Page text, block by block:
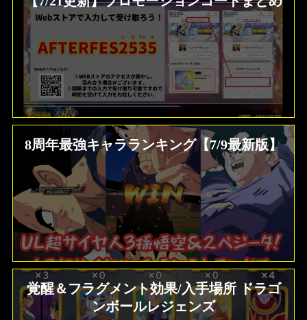
8周年最強キャラランキング【7/9最新版】
覚醒＆フラグメント効果/入手場所 ドラゴ
ンボールレジェンズ